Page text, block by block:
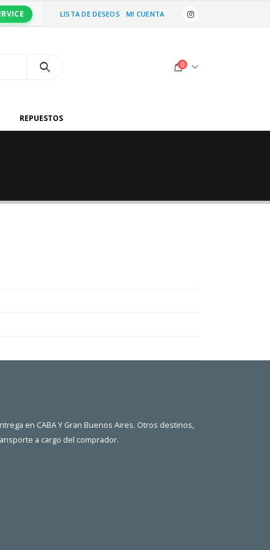
LISTA DE DESEOS MI CUENTA
0
REPUESTOS
en CABA Y Gran Buenos Aires. Otros destinos,
a cargo del comprador.